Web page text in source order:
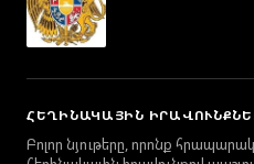
ՀԵՂԻՆԱԿԱՅԻՆ
Բոլոր նյութերը, որոնք